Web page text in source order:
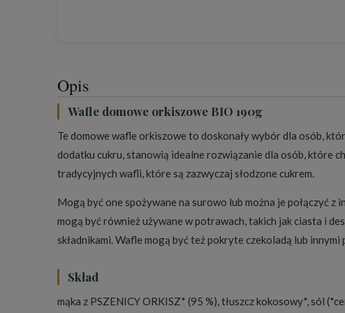
Opis
Wafle domowe orkiszowe BIO 190g
Te domowe wafle orkiszowe to doskonały wybór dla osób,
dodatku cukru, stanowią idealne rozwiązanie dla osób, które
tradycyjnych wafli, które są zazwyczaj słodzone cukrem.
Mogą być one spożywane na surowo lub można je połączyć z
mogą być również używane w potrawach, takich jak ciasta i
składnikami. Wafle mogą być też pokryte czekoladą lub
Skład
mąka z PSZENICY ORKISZ* (95 %), tłuszcz kokosowy*, sól